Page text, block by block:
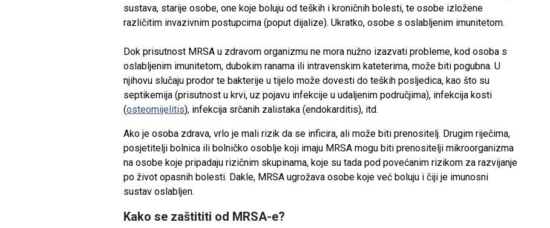
sustava, starije osobe, one koje boluju od teških i kroničnih bolesti, te osobe izložene
različitim invazivnim postupcima (poput dijalize). Ukratko, osobe s oslabljenim imunitetom.
Dok prisutnost MRSA u zdravom organizmu ne mora nužno izazvati probleme, kod osoba s
oslabljenim imunitetom, dubokim ranama ili intravenskim kateterima, može biti pogubna. U
njihovu slučaju prodor te bakterije u tijelo može dovesti do teških posljedica, kao što su
septikemija (prisutnost u krvi, uz pojavu infekcije u udaljenim područjima), infekcija kosti
(osteomijelitis), infekcija srčanih zalistaka (endokarditis), itd.
Ako je osoba zdrava, vrlo je mali rizik da se inficira, ali može biti prenositelj. Drugim riječima,
posjetitelji bolnica ili bolničko osoblje koji imaju MRSA mogu biti prenositelji mikroorganizma
na osobe koje pripadaju rizičnim skupinama, koje su tada pod povećanim rizikom za razvijanje
po život opasnih bolesti. Dakle, MRSA ugrožava osobe koje već boluju i čiji je imunosni
sustav oslabljen.
Kako se zaštititi od MRSA-e?